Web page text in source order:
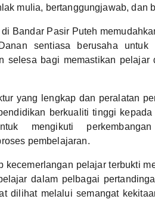
mulia, bertanggungjawab, dan
Bandar Pasir Puteh
sentiasa berusaha untuk
selesa bagi memastikan
yang lengkap dan peralatan
berkualiti tinggi
mengikuti
pembelajaran.
kecemerlangan pelajar terbukti
dalam pelbagai
dilihat melalui semangat